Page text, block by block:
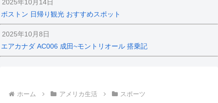
2025年10月14日
ボストン 日帰り観光 おすすめスポット
2025年10月8日
エアカナダ AC006 成田~モントリオール 搭乗記
ホーム アメリカ生活 スポーツ